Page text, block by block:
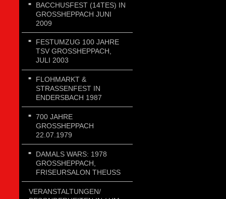
BACCHUSFEST (14TES) IN
GROSSHEPPACH JUNI 2
009
FESTUMZUG 100 JAHRE
TSV GROSSHEPPACH, J
ULI 2003
FLOHMARKT &
STRASSENFEST IN E
NDERSBACH 1987
700 JAHRE
GROSSHEPPACH 2
2.07.1979
DAMALS WARS: 1978
GROSSHEPPACH, F
RISEURSALON THEUSS
VERANSTALTUNGEN/